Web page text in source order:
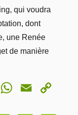
qui voudra
dont
une Renée
de manière
BlueskyEmail